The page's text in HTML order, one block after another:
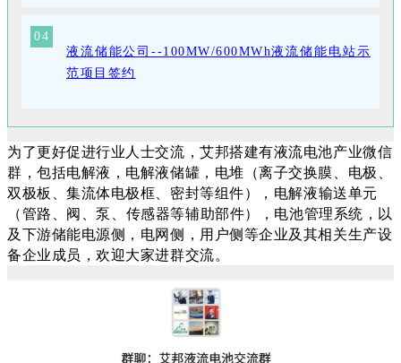
04
液流储能公司--100MW/600MWh液流储能电站示
范项目签约
为了更好促进行业人士交流，艾邦搭建有液流电池产业微信
群，包括电解液，电解液储罐， 电堆（离子交换膜、电极、
双极板、集流体电极框、密封等组件）， 电解液输送单元
（管路、阀、泵、传感器等辅助部件），电池管理系统，以
及下游储能电源侧，电网侧，用户侧等企业及其相关生产设
备企业成员，欢迎大家进群交流。